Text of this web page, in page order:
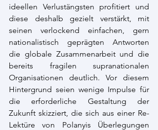
ideellen Verlustängsten profitiert und
diese deshalb gezielt verstärkt, mit
seinen verlockend einfachen, gern
nationalistisch geprägten Antworten
die globale Zusammenarbeit und die
bereits fragilen supranationalen
Organisationen deutlich. Vor diesem
Hintergrund seien wenige Impulse für
die erforderliche Gestaltung der
Zukunft skizziert, die sich aus einer Re-
Lektüre von Polanyis Überlegungen